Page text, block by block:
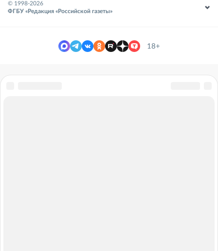
© 1998-2026
ФГБУ «Редакция «Российской газеты»
18+